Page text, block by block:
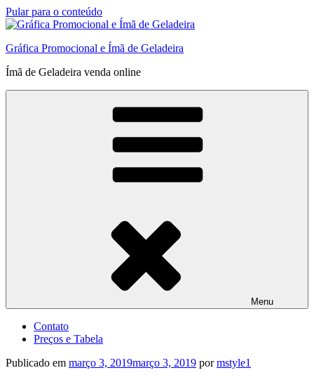
Pular para o conteúdo
Gráfica Promocional e Ímã de Geladeira
Ímã de Geladeira venda online
Menu
Contato
Preços e Tabela
Publicado em março 3, 2019março 3, 2019 pormstyle1